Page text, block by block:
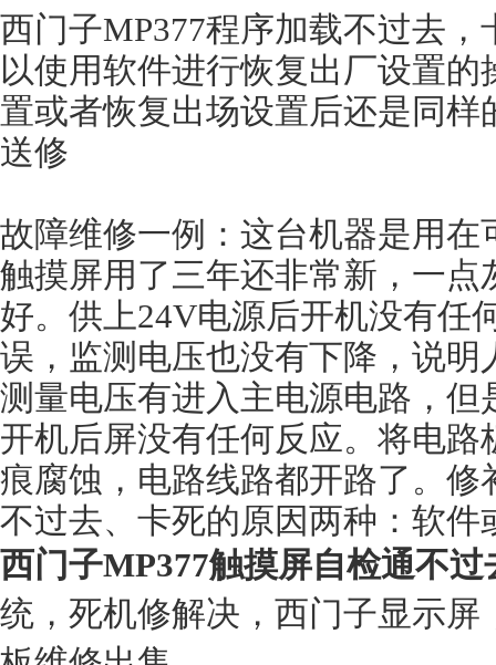
西门子MP377程序加载不过去
以使用软件进行恢复出厂设置
置或者恢复出场设置后还是同
送修
故障维修一例：这台机器是用
触摸屏用了三年还非常新，一
好。供上24V电源后开机没有任
误，监测电压也没有下降，说
测量电压有进入主电源电路，
开机后屏没有任何反应。将电
痕腐蚀，电路线路都开路了。
不过去、卡死的原因两种：软件
西门子MP377触摸屏自检通不过
统，死机修解决，西门子显示